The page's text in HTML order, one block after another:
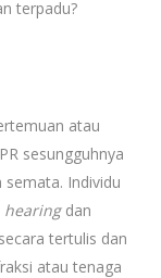
terpadu?
atau
sesungguhnya
Individu
hearingdan
tertulis dan
atau tenaga